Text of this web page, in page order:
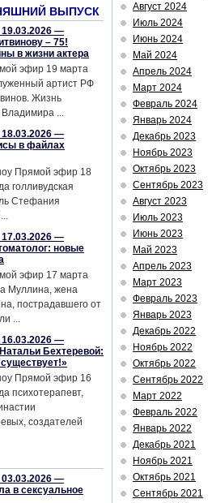
ВЫПУСК
—
– 75!
в жизни актера
эфир 19 марта
артист РФ
Жизнь
Владимира ...
—
в файлах
Прямой эфир 18
голливудская
Стефания
—
новые
эфир 17 марта
Муллина, жена
пострадавшего от
...
—
Бехтеревой:
Прямой эфир 16
психотерапевт,
создателей
—
в сексуальное
Август 2024
Июль 2024
Июнь 2024
Май 2024
Апрель 2024
Март 2024
Февраль 2024
Январь 2024
Декабрь 2023
Ноябрь 2023
Октябрь 2023
Сентябрь 2023
Август 2023
Июль 2023
Июнь 2023
Май 2023
Апрель 2023
Март 2023
Февраль 2023
Январь 2023
Декабрь 2022
Ноябрь 2022
Октябрь 2022
Сентябрь 2022
Март 2022
Февраль 2022
Январь 2022
Декабрь 2021
Ноябрь 2021
Октябрь 2021
Сентябрь 2021